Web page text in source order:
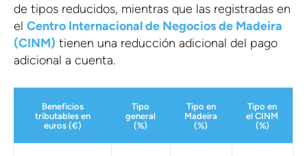
de tipos reducidos, mientras que las registradas en
el Centro Internacional de Negocios de Madeira
(CINM) tienen una reducción adicional del pago
adicional a cuenta.
Beneficios
tributables en
euros (€)
Tipo
general
(%)
Tipo en
Madeira
(%)
Tipo en
el CINM
(%)